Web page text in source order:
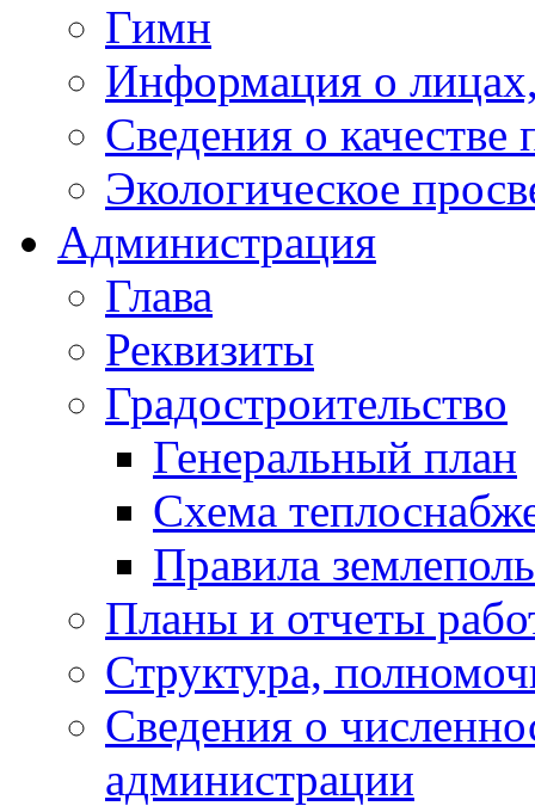
Гимн
Информация о
Сведения о качестве
Экологическое
Администрация
Глава
Реквизиты
Градостроительство
Генеральный план
Схема
Правила
Планы и отчеты
Структура,
Сведения о
администрации